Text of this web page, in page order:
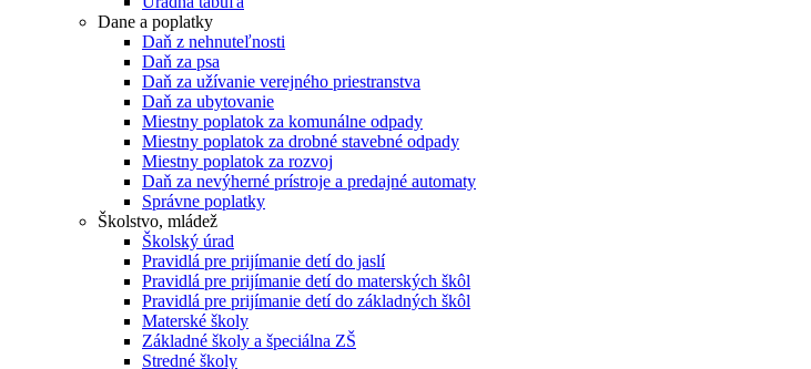
Dane a poplatky
Daň z nehnuteľnosti
Daň za psa
Daň za užívanie verejného priestranstva
Daň za ubytovanie
Miestny poplatok za komunálne odpady
Miestny poplatok za drobné stavebné odpady
Miestny poplatok za rozvoj
Daň za nevýherné prístroje a predajné automaty
Správne poplatky
Školstvo, mládež
Školský úrad
Pravidlá pre prijímanie detí do jaslí
Pravidlá pre prijímanie detí do materských škôl
Pravidlá pre prijímanie detí do základných škôl
Materské školy
Základné školy a špeciálna ZŠ
Stredné školy